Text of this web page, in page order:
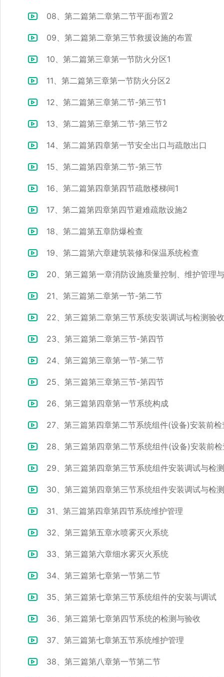
08、第二篇第二章第二节平面布置2
09、第二篇第二章第三节救援设施的布置
10、第二篇第三章第一节防火分区1
11、第二篇第三章第一节防火分区2
12、第二篇第三章第二节-第三节1
13、第二篇第三章第二节-第三节2
14、第二篇第四章第一节安全出口与疏散出口
15、第二篇第四章第二节-第三节
16、第二篇第四章第四节疏散楼梯间1
17、第二篇第四章第四节避难疏散设施2
18、第二篇第五章防爆检查
19、第二篇第六章建筑装修和保温系统检查
20、第三篇第一章消防设施质量控制、维护管理
21、第三篇第二章第一节-第二节
22、第三篇第二章第三节系统安装调试与检测验收
23、第三篇第二章第三节-第四节
24、第三篇第三章第一节-第二节
25、第三篇第三章第三节-第四节
26、第三篇第四章第一节系统构成
27、第三篇第四章第二节系统组件(设备)安装前检
28、第三篇第四章第二节系统组件(设备)安装前
29、第三篇第四章第三节系统组件安装调试与检
30、第三篇第四章第三节系统组件安装调试与检
31、第三篇第四章第四节系统维护管理
32、第三篇第五章水喷雾灭火系统
33、第三篇第六章细水雾灭火系统
34、第三篇第七章第一节第二节
35、第三篇第七章第三节系统组件的安装与调试
36、第三篇第七章第四节系统的检测与验收
37、第三篇第七章第五节系统维护管理
38、第三篇第八章第一节第二节